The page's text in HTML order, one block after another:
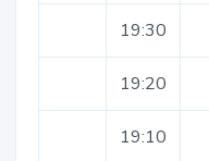
19:30
19:20
19:10